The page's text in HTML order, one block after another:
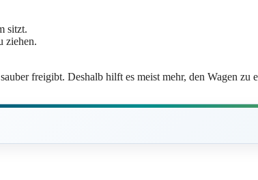
sitzt.
ziehen.
freigibt. Deshalb hilft es meist mehr, den Wagen zu